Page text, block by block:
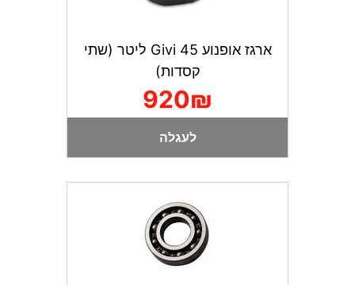
ארגז אופנוע Givi 45 ליטר (שתי
קסדות)
920₪
לעגלה